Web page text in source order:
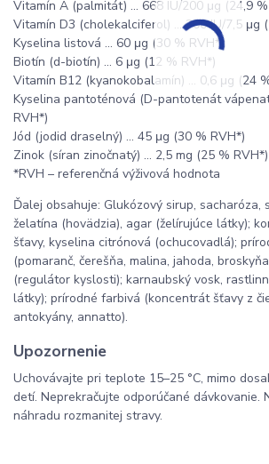
Vitamín A (palmitát) ... 668 IU/200 μg (24,9
Vitamín D3 (cholekalciferol) ... 300 IU/7,5 μg
Kyselina listová ... 60 μg (30 % RVH*)
Biotín (d-biotín) ... 6 μg (12 % RVH*)
Vitamín B12 (kyanokobalamín) ... 0,6 μg (24
Kyselina pantoténová (D-pantotenát
RVH*)
Jód (jodid draselný) ... 45 μg (30 % RVH*)
Zinok (síran zinočnatý) ... 2,5 mg (25 % RVH*)
*RVH – referenčná výživová hodnota
Ďalej obsahuje: Glukózový sirup, sacharóza,
želatína (hovädzia), agar (želírujúce látky);
šťavy, kyselina citrónová (ochucovadlá);
(pomaranč, čerešňa, malina, jahoda,
(regulátor kyslosti); karnaubský vosk,
látky); prírodné farbivá (koncentrát šťavy z
antokyány, annatto).
Upozornenie
Uchovávajte pri teplote 15–25 °C, mimo
detí. Neprekračujte odporúčané dávkovanie.
náhradu rozmanitej stravy.